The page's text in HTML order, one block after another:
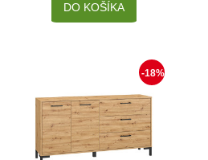
DO KOŠÍKA
-18%